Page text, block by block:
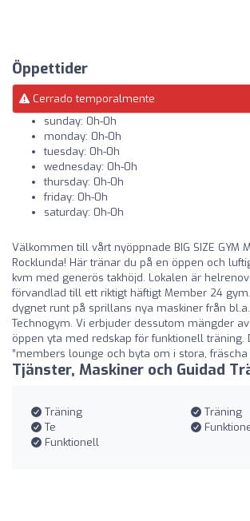
Öppettider
Cerrado temporalmente
sunday: 0h-0h
monday: 0h-0h
tuesday: 0h-0h
wednesday: 0h-0h
thursday: 0h-0h
friday: 0h-0h
saturday: 0h-0h
Välkommen till vårt nyöppnade BIG SIZE GYM
Rocklunda! Här tränar du på en öppen och
kvm med generös takhöjd. Lokalen är
förvandlad till ett riktigt häftigt Member 24
dygnet runt på sprillans nya maskiner från
Technogym. Vi erbjuder dessutom mängder
öppen yta med redskap för funktionell träning.
”members lounge och byta om i stora,
Tjänster, Maskiner och Guidad
Träning
Träning
Te
Funktionell